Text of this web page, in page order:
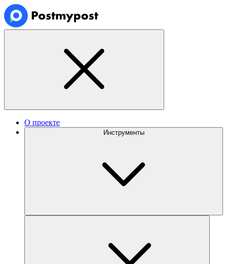
О проекте
Инструменты